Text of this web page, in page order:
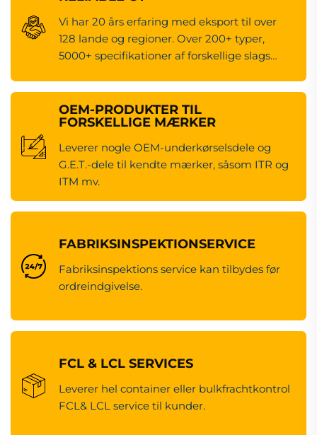
Vi har 20 års erfaring med eksport til over
128 lande og regioner. Over 200+ typer,
5000+ specifikationer af forskellige slags
OEM-PRODUKTER TIL
FORSKELLIGE MÆRKER
Leverer nogle OEM-underkørselsdele og
G.E.T.-dele til kendte mærker, såsom ITR og
ITM mv.
FABRIKSINSPEKTIONSERVICE
Fabriksinspektions service kan tilbydes før
ordreindgivelse.
FCL & LCL SERVICES
Leverer hel container eller bulkfrachtkontrol
FCL& LCL service til kunder.